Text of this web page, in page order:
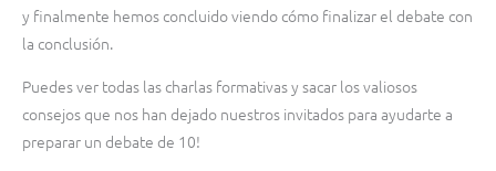
y finalmente hemos concluido viendo cómo finalizar el debate con
la conclusión.
Puedes ver todas las charlas formativas y sacar los valiosos
consejos que nos han dejado nuestros invitados para ayudarte a
preparar un debate de 10!